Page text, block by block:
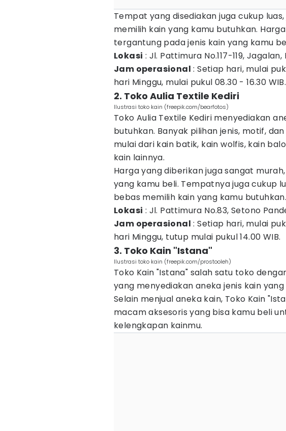
Tempat yang disediakan juga cukup
memilih kain yang kamu butuhkan.
tergantung pada jenis kain yang kamu
Lokasi : Jl. Pattimura No.117-119,
Jam operasional : Setiap hari, mulai
hari Minggu, mulai pukul 08.30 - 16.30 WIB.
2. Toko Aulia Textile Kediri
Ilustrasi toko kain (freepik.com/bearfotos)
Toko Aulia Textile Kediri menyediakan
butuhkan. Banyak pilihan jenis, motif,
mulai dari kain batik, kain wolfis, kain
kain lainnya.
Harga yang diberikan juga sangat
yang kamu beli. Tempatnya juga cukup
bebas memilih kain yang kamu butuhkan.
Lokasi : Jl. Pattimura No.83, Setono
Jam operasional : Setiap hari, mulai
hari Minggu, tutup mulai pukul 14.00 WIB.
3. Toko Kain "Istana"
Ilustrasi toko kain (freepik.com/prostooleh)
Toko Kain "Istana" salah satu toko
yang menyediakan aneka jenis kain
Selain menjual aneka kain, Toko Kain
macam aksesoris yang bisa kamu beli
kelengkapan kainmu.